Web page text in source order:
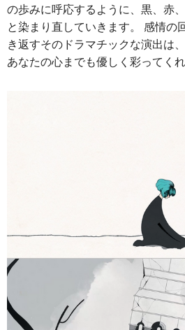
の歩みに呼応するように、黒、赤
と染まり直していきます。 感情の
き返すそのドラマチックな演出は
あなたの心までも優しく彩ってくれ